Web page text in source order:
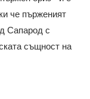
че пърженият
Сапарод с
същност на